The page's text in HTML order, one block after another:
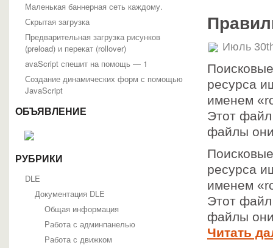
Маленькая баннерная сеть каждому.
Скрытая загрузка
Предварительная загрузка рисунков
(preload) и перекат (rollover)
avaScript спешит на помощь — 1
Создание динамических форм с помощью
JavaScript
ОБЪЯВЛЕНИЕ
РУБРИКИ
DLE
Документация DLE
Общая информация
Работа с админпанелью
Работа с движком
Июль
ресурса
именем
Этот файл
файлы они
ресурса
именем
Этот файл
файлы они
Читать